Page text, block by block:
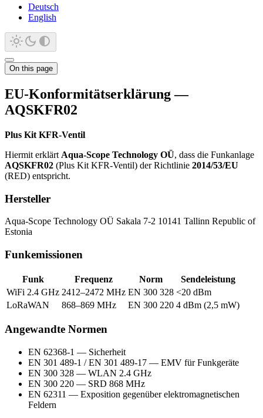
Deutsch
English
On this page
EU-Konformitätserklärung —
AQSKFR02
Plus Kit KFR-Ventil
Hiermit erklärt Aqua-Scope Technology OÜ, dass die Funkanlage
AQSKFR02 (Plus Kit KFR-Ventil) der Richtlinie 2014/53/EU
(RED) entspricht.
Hersteller
Aqua-Scope Technology OÜ Sakala 7-2 10141 Tallinn Republic of
Estonia
Funkemissionen
Funk Frequenz Norm
Sendeleistung
WiFi 2.4 GHz 2412–2472 MHz EN 300 328 <20 dBm
LoRaWAN
868–869 MHz EN 300 220 4 dBm (2,5 mW)
Angewandte Normen
EN 62368-1 — Sicherheit
EN 301 489-1 / EN 301 489-17 — EMV für Funkgeräte
EN 300 328 — WLAN 2.4 GHz
EN 300 220 — SRD 868 MHz
EN 62311 — Exposition gegenüber elektromagnetischen
Feldern